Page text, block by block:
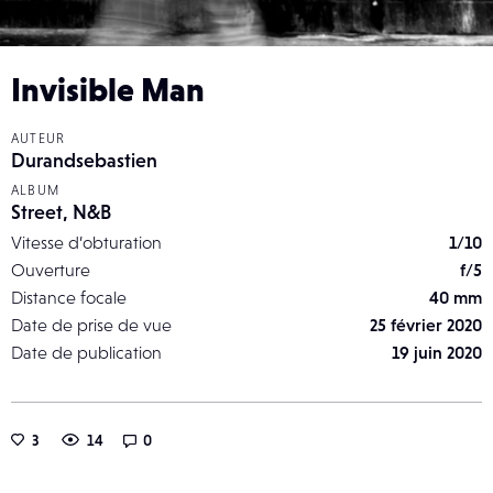
Invisible Man
AUTEUR
Durandsebastien
ALBUM
Street, N&B
Vitesse d’obturation
1/10
Ouverture
f/5
Distance focale
40 mm
Date de prise de vue
25 février 2020
Date de publication
19 juin 2020
3 14 0